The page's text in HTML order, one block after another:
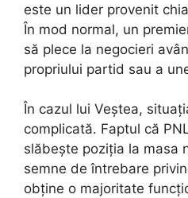
este un lider provenit
În mod normal, un
să plece la negocieri
propriului partid sau a
În cazul lui Veștea,
complicată. Faptul că
slăbește poziția la masa
semne de întrebare
obține o majoritate